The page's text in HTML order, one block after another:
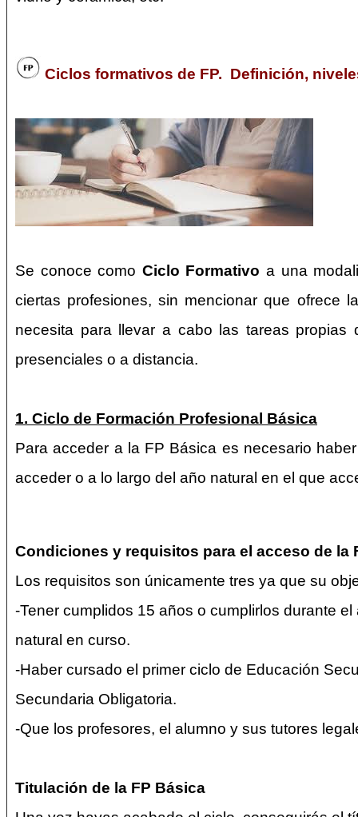
Ciclos formativos de FP. Definición,
Se conoce como Ciclo Formativo a una
ciertas profesiones, sin mencionar que ofrece
necesita para llevar a cabo las tareas
presenciales o a distancia.
1. Ciclo de Formación Profesional Básica
Para acceder a la FP Básica es necesario
acceder o a lo largo del año natural en el que
Condiciones y requisitos para el acceso de la
Los requisitos son únicamente tres ya que su
-Tener cumplidos 15 años o cumplirlos durante
natural en curso.
-Haber cursado el primer ciclo de Educación
Secundaria Obligatoria.
-Que los profesores, el alumno y sus tutores
Titulación de la FP Básica